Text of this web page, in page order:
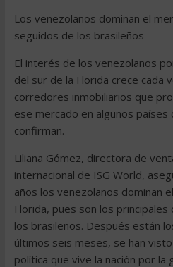
Los venezolanos dominan el
seguidos de los brasileños
El interés de los venezolanos
del sur de la Florida crece cada
corredores inmobiliarios que
ese mercado en algunos países
confirman.
Liliana Gómez, directora de
internacional de ISG World,
años los venezolanos dominan
Florida, pues son los
los brasileños. Después están
últimos seis meses, se han
política que vive la nación por la